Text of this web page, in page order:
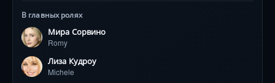
В главных ролях
Мира Сорвино
Romy
Лиза Кудроу
Michele